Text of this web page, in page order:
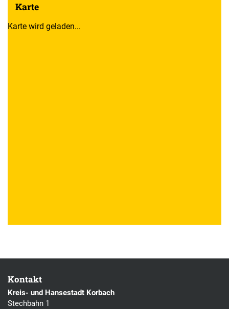
Karte
Karte wird geladen...
Kontakt
Kreis- und Hansestadt Korbach
Stechbahn 1